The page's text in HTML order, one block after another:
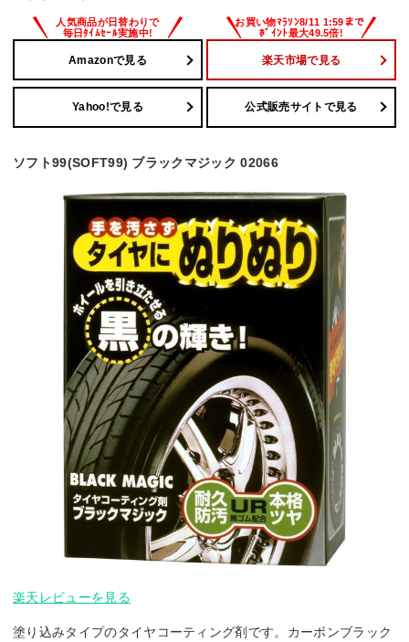
Amazonで見る 楽天市場で見る
Yahoo!で見る 公式販売サイトで見る
ソフト99(SOFT99) ブラックマジック 02066
楽天レビューを見る
塗り込みタイプのタイヤコーティング剤です。カーボンブラック